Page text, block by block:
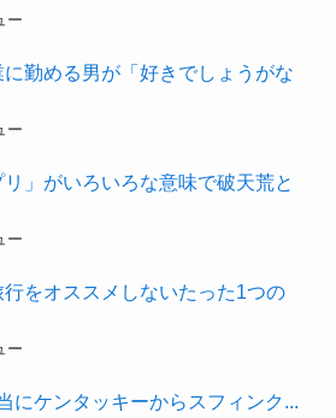
ー
に勤める男が「好きでしょうがな
ー
リ」がいろいろな意味で破天荒と
ー
をオススメしないたった1つの
ー
にケンタッキーからスフィンク...